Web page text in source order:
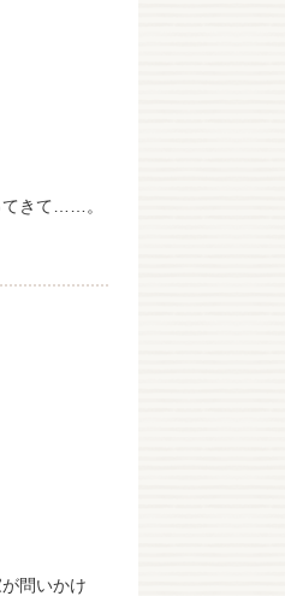
てきて……。
問いかけ